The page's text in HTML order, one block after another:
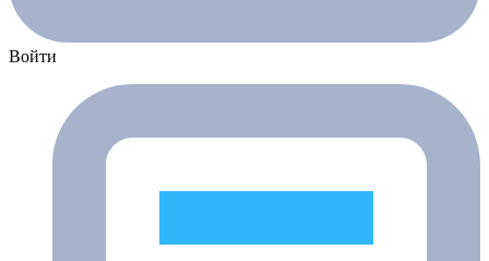
Войти